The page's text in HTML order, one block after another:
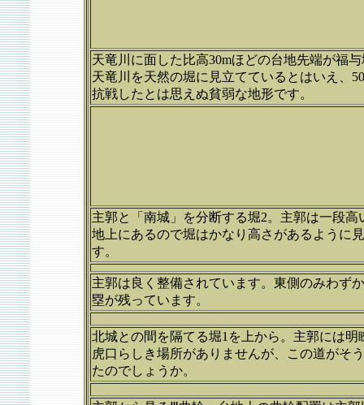
天竜川に面した比高30mほどの台地先端が福
天竜川を天然の堀に見立てているとはいえ、
抗戦したとは思えぬ貧弱な地形です。
主郭と「南城」を分断する堀2。主郭は一段高
地上にあるので堀はかなり高さがあるように
す。
主郭は良く整備されています。東側のみわず
塁が残っています。
北城との間を隔てる堀1を上から。主郭には明
虎口らしき場所がありませんが、この道がそ
たのでしょうか。